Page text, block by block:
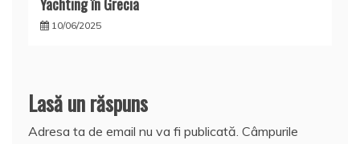
Yachting în Grecia
10/06/2025
Lasă un răspuns
Adresa ta de email nu va fi publicată. Câmpurile